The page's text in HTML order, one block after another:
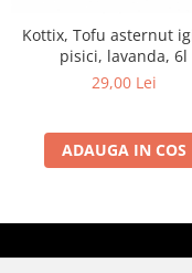
Kottix, Tofu asternut
pisici, lavanda, 6l
29,00 Lei
ADAUGA IN COS